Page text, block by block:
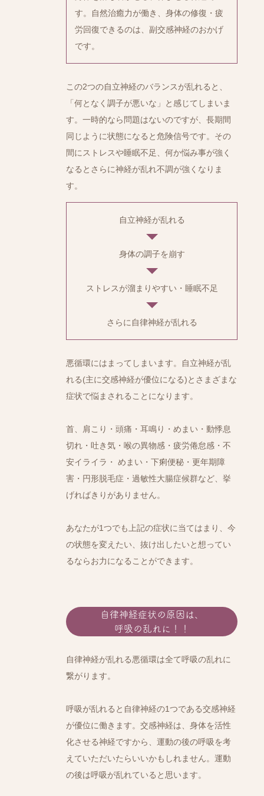
す。自然治癒力が働き、身体の修復・疲
労回復できるのは、副交感神経のおかげ
です。
この2つの自立神経のバランスが乱れると、
「何となく調子が悪いな」と感じてしまいま
す。一時的なら問題はないのですが、長期間
同じように状態になると危険信号です。その
間にストレスや睡眠不足、何か悩み事が強く
なるとさらに神経が乱れ不調が強くなりま
す。
自立神経が乱れる
身体の調子を崩す
ストレスが溜まりやすい・睡眠不足
さらに自律神経が乱れる
悪循環にはまってしまいます。自立神経が乱
れる(主に交感神経が優位になる)とさまざまな
症状で悩まされることになります。
首、肩こり・頭痛・耳鳴り・めまい・動悸息
切れ・吐き気・喉の異物感・疲労倦怠感・不
安イライラ・ めまい・下痢便秘・更年期障
害・円形脱毛症・過敏性大腸症候群など、挙
げればきりがありません。
あなたが1つでも上記の症状に当てはまり、今
の状態を変えたい、抜け出したいと想ってい
るならお力になることができます。
自律神経症状の原因は、
呼吸の乱れに！！
自律神経が乱れる悪循環は全て呼吸の乱れに
繋がります。
呼吸が乱れると自律神経の1つである交感神経
が優位に働きます。交感神経は、身体を活性
化させる神経ですから、運動の後の呼吸を考
えていただいたらいいかもしれません。運動
の後は呼吸が乱れていると思います。